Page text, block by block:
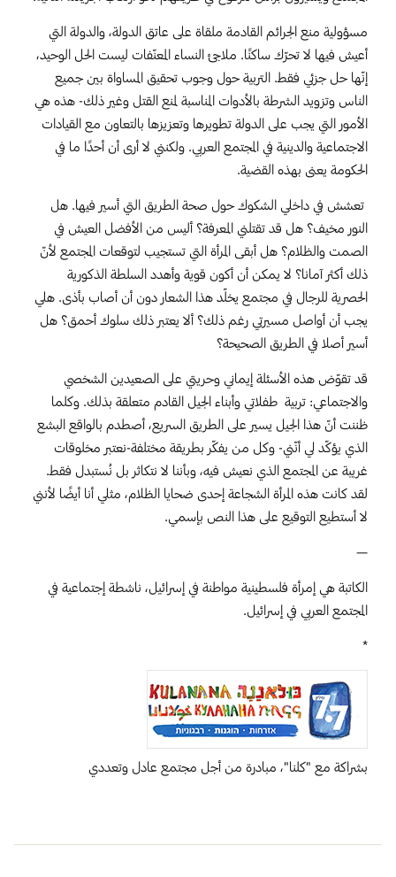
مسؤولية منع الجرائم القادمة ملقاة على عاتق الدولة، والدولة التي
أعيش فيها لا تحرّك ساكنًا. ملاجئ النساء المعنّفات ليست الحل الوحيد،
إنّها حل جزئي فقط. التربية حول وجوب تحقيق المساواة بين جميع
الناس وتزويد الشرطة بالأدوات المناسبة لمنع القتل وغير ذلك- هذه هي
الأمور التي يجب على الدولة تطويرها وتعزيزها بالتعاون مع القيادات
الاجتماعية والدينية في المجتمع العربي. ولكنني لا أرى أن أحدًا ما في
الحكومة يعنى بهذه القضية.
تعشش في داخلي الشكوك حول صحة الطريق التي أسير فيها. هل
النور مخيف؟ هل قد تقتلني المعرفة؟ أليس من الأفضل العيش في
الصمت والظلام؟ هل أبقى المرأة التي تستجيب لتوقعات المجتمع لأنّ
ذلك أكثر آمانا؟ لا يمكن أن أكون قوية وأهدد السلطة الذكورية
الحصرية للرجال في مجتمع يخلّد هذا الشعار دون أن أصاب بأذى. هلي
يجب أن أواصل مسيرتي رغم ذلك؟ ألا يعتبر ذلك سلوك أحمق؟ هل
أسير أصلا في الطريق الصحيحة؟
قد تقوّض هذه الأسئلة إيماني وحريتي على الصعيدين الشخصي
والاجتماعي: تربية طفلاتي وأبناء الجيل القادم متعلقة بذلك. وكلما
ظننت أنّ هذا الجيل يسير على الطريق السريع، أصطدم بالواقع البشع
الذي يؤكّد لي أنّني- وكل من يفكّر بطريقة مختلفة-نعتبر مخلوقات
غريبة عن المجتمع الذي نعيش فيه، وبأننا لا نتكاثر بل نُستبدل فقط.
لقد كانت هذه المرأة الشجاعة إحدى ضحايا الظلام، مثلي أنا أيضًا لأنني
لا أستطيع التوقيع على هذا النص بإسمي.
—
الكاتبة هي إمرأة فلسطينية مواطنة في إسرائيل، ناشطة إجتماعية في
المجتمع العربي في إسرائيل.
*
بشراكة مع "كلنا"، مبادرة من أجل مجتمع عادل وتعددي